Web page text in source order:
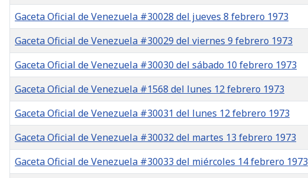
Gaceta Oficial de Venezuela #30028 del jueves 8 febrero 1973
Gaceta Oficial de Venezuela #30029 del viernes 9 febrero 1973
Gaceta Oficial de Venezuela #30030 del sábado 10 febrero 1973
Gaceta Oficial de Venezuela #1568 del lunes 12 febrero 1973
Gaceta Oficial de Venezuela #30031 del lunes 12 febrero 1973
Gaceta Oficial de Venezuela #30032 del martes 13 febrero 1973
Gaceta Oficial de Venezuela #30033 del miércoles 14 febrero 1973